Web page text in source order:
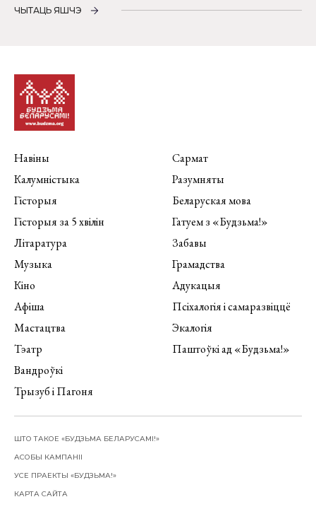
ЧЫТАЦЬ ЯШЧЭ
Навіны
Калумністыка
Гісторыя
Гісторыя за 5 хвілін
Літаратура
Музыка
Кіно
Афіша
Мастацтва
Тэатр
Вандроўкі
Трызуб і Пагоня
Сармат
Разумняты
Беларуская мова
Гатуем з «Будзьма!»
Забавы
Грамадства
Адукацыя
Псіхалогія і самаразвіццё
Экалогія
Паштоўкі ад «Будзьма!»
ШТО ТАКОЕ «БУДЗЬМА БЕЛАРУСАМІ!»
АСОБЫ КАМПАНІІ
УСЕ ПРАЕКТЫ «БУДЗЬМА!»
КАРТА САЙТА